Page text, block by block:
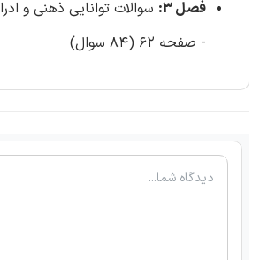
فصل 3:
سوالات توانایی ذهنی و
- صفحه 62 (84 سوال)